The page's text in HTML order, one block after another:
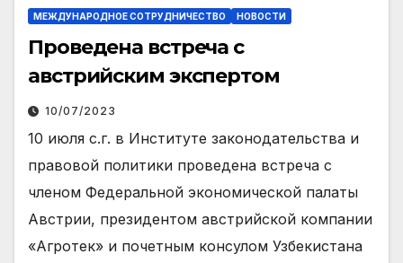
МЕЖДУНАРОДНОЕ СОТРУДНИЧЕСТВО НОВОСТИ
Проведена встреча с
австрийским экспертом
10/07/2023
10 июля с.г. в Институте законодательства и
правовой политики проведена встреча с
членом Федеральной экономической палаты
Австрии, президентом австрийской компании
«Агротек» и почетным консулом Узбекистана